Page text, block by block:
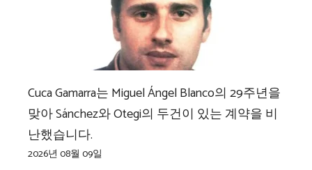
Cuca Gamarra는 Miguel Ángel Blanco의 29주년을
맞아 Sánchez와 Otegi의 두건이 있는 계약을 비
난했습니다.
2026년 08월 09일